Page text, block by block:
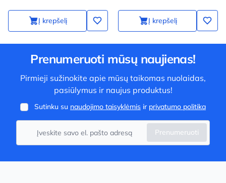
Į krepšelį Į krepšelį
Prenumeruoti mūsų naujienas!
Pirmieji sužinokite apie mūsų taikomas nuolaidas,
pasiūlymus ir naujus produktus!
Sutinku su naudojimo taisyklėmis ir privatumo politika
Prenumeruoti